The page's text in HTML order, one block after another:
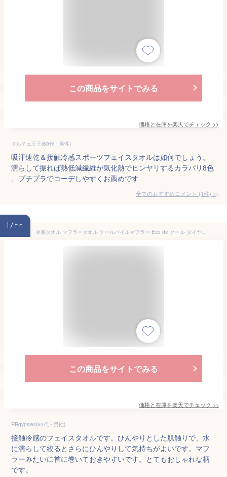
この商品をサイトでみる
価格と在庫を楽天でチェック >>
ドルチェ王子(60代・男性)
吸汗速乾＆接触冷感スポーツフェイスタオルは如何でしょう。
濡らして振れば熱低減繊維が気化熱でヒンヤリするカラバリ8色
、プチプラでコーデしやすくお薦めです
全てのおすすめコメント (1件) >
17th
冷感タオル マフラータオル クールパイルマフラー Eco de クール ダイヤ （ 冷たい 冷感 クールタオル ひんやり タオルマフラー フェイスタオル スポーツタオル 熱中症 暑さ 対策 スポーツ アウトドア キャンプ 運動会 ） 【39ショップ】
この商品をサイトでみる
価格と在庫を楽天でチェック >>
RRgypsies(60代・男性)
接触冷感のフェイスタオルです。ひんやりとした肌触りで、水
に濡らして絞るとさらにひんやりして気持ちがよいです。マフ
ラーみたいに首に巻いておきやすいです。とてもおしゃれな柄
です。